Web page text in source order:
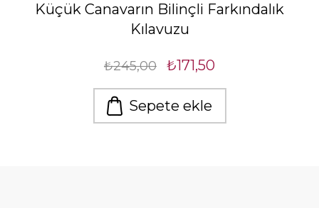
Küçük Canavarın Bilinçli Farkındalık
Kılavuzu
₺245,00 ₺171,50
Sepete ekle